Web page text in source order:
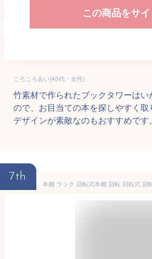
この商品をサ
ころころあい(40代・女性)
竹素材で作られたブックタワーは
ので、お目当ての本を探しやすく
デザインが素敵なのもおすすめです。
7th